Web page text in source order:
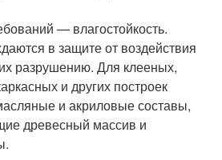
— влагостойкость.
в защите от воздействия
разрушению. Для клееных,
и других построек
и акриловые составы,
древесный массив и